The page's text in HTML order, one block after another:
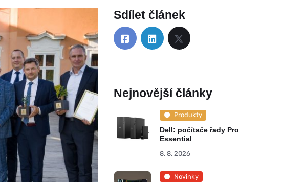
Sdílet článek
Nejnovější články
Produkty
Dell: počítače řady Pro
Essential
8. 8. 2026
Novinky